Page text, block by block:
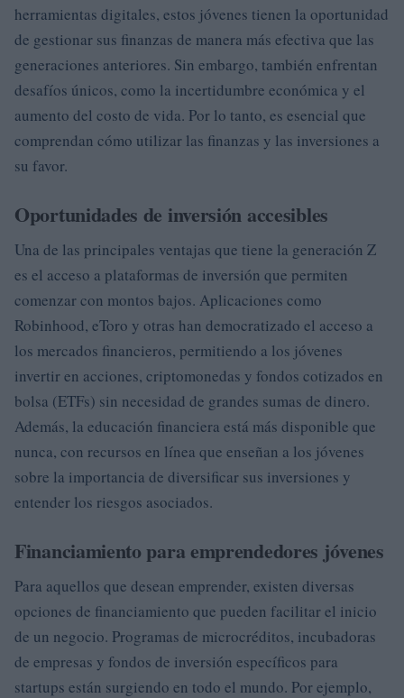
herramientas digitales, estos jóvenes tienen la oportunidad
de gestionar sus finanzas de manera más efectiva que las
generaciones anteriores. Sin embargo, también enfrentan
desafíos únicos, como la incertidumbre económica y el
aumento del costo de vida. Por lo tanto, es esencial que
comprendan cómo utilizar las finanzas y las inversiones a
su favor.
Oportunidades de inversión accesibles
Una de las principales ventajas que tiene la generación Z
es el acceso a plataformas de inversión que permiten
comenzar con montos bajos. Aplicaciones como
Robinhood, eToro y otras han democratizado el acceso a
los mercados financieros, permitiendo a los jóvenes
invertir en acciones, criptomonedas y fondos cotizados en
bolsa (ETFs) sin necesidad de grandes sumas de dinero.
Además, la educación financiera está más disponible que
nunca, con recursos en línea que enseñan a los jóvenes
sobre la importancia de diversificar sus inversiones y
entender los riesgos asociados.
Financiamiento para emprendedores jóvenes
Para aquellos que desean emprender, existen diversas
opciones de financiamiento que pueden facilitar el inicio
de un negocio. Programas de microcréditos, incubadoras
de empresas y fondos de inversión específicos para
startups están surgiendo en todo el mundo. Por ejemplo,